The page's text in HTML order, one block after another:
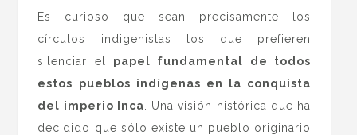
Es curioso que sean precisamente los
círculos indigenistas los que prefieren
silenciar el papel fundamental de todos
estos pueblos indígenas en la conquista
del imperio Inca . Una visión histórica que ha
decidido que sólo existe un pueblo originario